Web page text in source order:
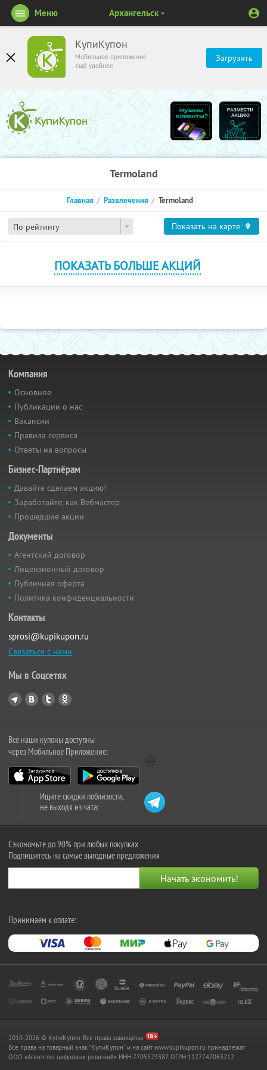
КупиКупон
Мобильное приложение
ещё удобнее
Загрузить
Меню Архангельск
Termoland
По рейтингу
Главная Развлечения Termoland
Показать на карте
ПОКАЗАТЬ БОЛЬШЕ АКЦИЙ
Компания
Основное
Публикации о нас
Вакансии
Правила сервиса
Ответы на вопросы
Бизнес-Партнёрам
Давайте сделаем акцию!
Заработайте, как Вебмастер
Прошедшие акции
Документы
Агентский договор
Лицензионный договор
Публичная оферта
Политика конфиденциальности
Контакты
sprosi@kupikupon.ru
Связаться с нами
Мы в Соцсетях
Все наши купоны доступны
через Мобильное Приложение:
Ищите скидки поблизости,
не выходя из чата:
Сэкономьте до 90% при любых покупках
Подпишитесь на самые выгодные предложения
Принимаем к оплате:
2010-2026 © КупиКупон. Все права защищены.
Все права на товарный знак "КупиКупон" и на сайт www.kupikupon.ru принадлежат
OOO «Агентство цифровых решений» ИНН 7705523387, ОГРН 1127747063212